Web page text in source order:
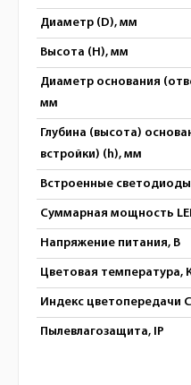
Диаметр (D), мм
Высота (H), мм
Диаметр основания
мм
Глубина (высота)
встройки) (h), мм
Встроенные светодиоды
Суммарная мощность
Напряжение питания, В
Цветовая температура,
Индекс цветопередачи
Пылевлагозащита, IP